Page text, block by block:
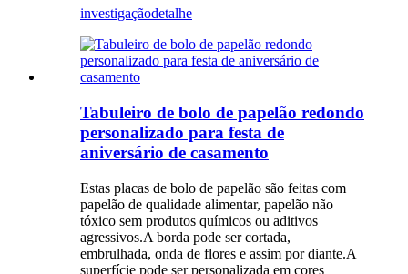
investigaçãodetalhe
Tabuleiro de bolo de papelão redondo
personalizado para festa de
aniversário de casamento
Estas placas de bolo de papelão são feitas com
papelão de qualidade alimentar, papelão não
tóxico sem produtos químicos ou aditivos
agressivos.A borda pode ser cortada,
embrulhada, onda de flores e assim por diante.A
superfície pode ser personalizada em cores